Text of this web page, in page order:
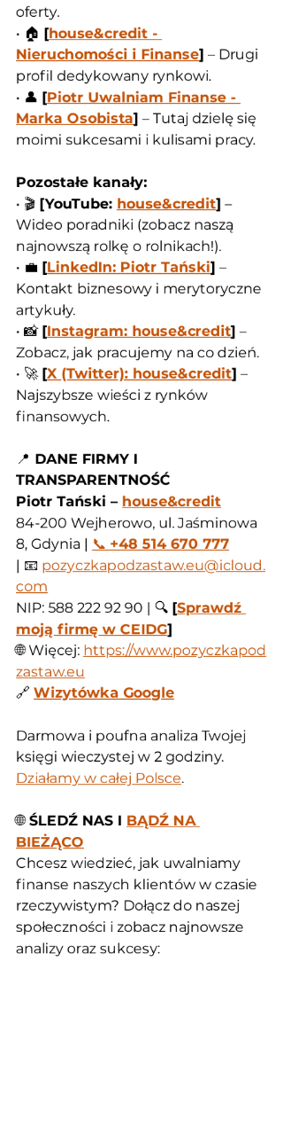
oferty.
• 🏠 [house&credit -
Nieruchomości i Finanse] – Drugi
profil dedykowany rynkowi.
• 👤 [Piotr Uwalniam Finanse -
Marka Osobista] – Tutaj dzielę się
moimi sukcesami i kulisami pracy.
Pozostałe kanały:
• 🎬 [YouTube: house&credit] –
Wideo poradniki (zobacz naszą
najnowszą rolkę o rolnikach!).
• 💼 [LinkedIn: Piotr Tański] –
Kontakt biznesowy i merytoryczne
artykuły.
• 📸 [Instagram: house&credit] –
Zobacz, jak pracujemy na co dzień.
• 🚀 [X (Twitter): house&credit] –
Najszybsze wieści z rynków
finansowych.
📍 DANE FIRMY I
TRANSPARENTNOŚĆ
Piotr Tański – house&credit
84-200 Wejherowo, ul. Jaśminowa
8, Gdynia | 📞 +48 514 670 777
| 📧 pozyczkapodzastaw.eu@icloud.
com
NIP: 588 222 92 90 | 🔍 [Sprawdź
moją firmę w CEIDG]
🌐 Więcej: https://www.pozyczkapod
zastaw.eu
🔗 Wizytówka Google
Darmowa i poufna analiza Twojej
księgi wieczystej w 2 godziny.
Działamy w całej Polsce.
🌐 ŚLEDŹ NAS I BĄDŹ NA
BIEŻĄCO
Chcesz wiedzieć, jak uwalniamy
finanse naszych klientów w czasie
rzeczywistym? Dołącz do naszej
społeczności i zobacz najnowsze
analizy oraz sukcesy: